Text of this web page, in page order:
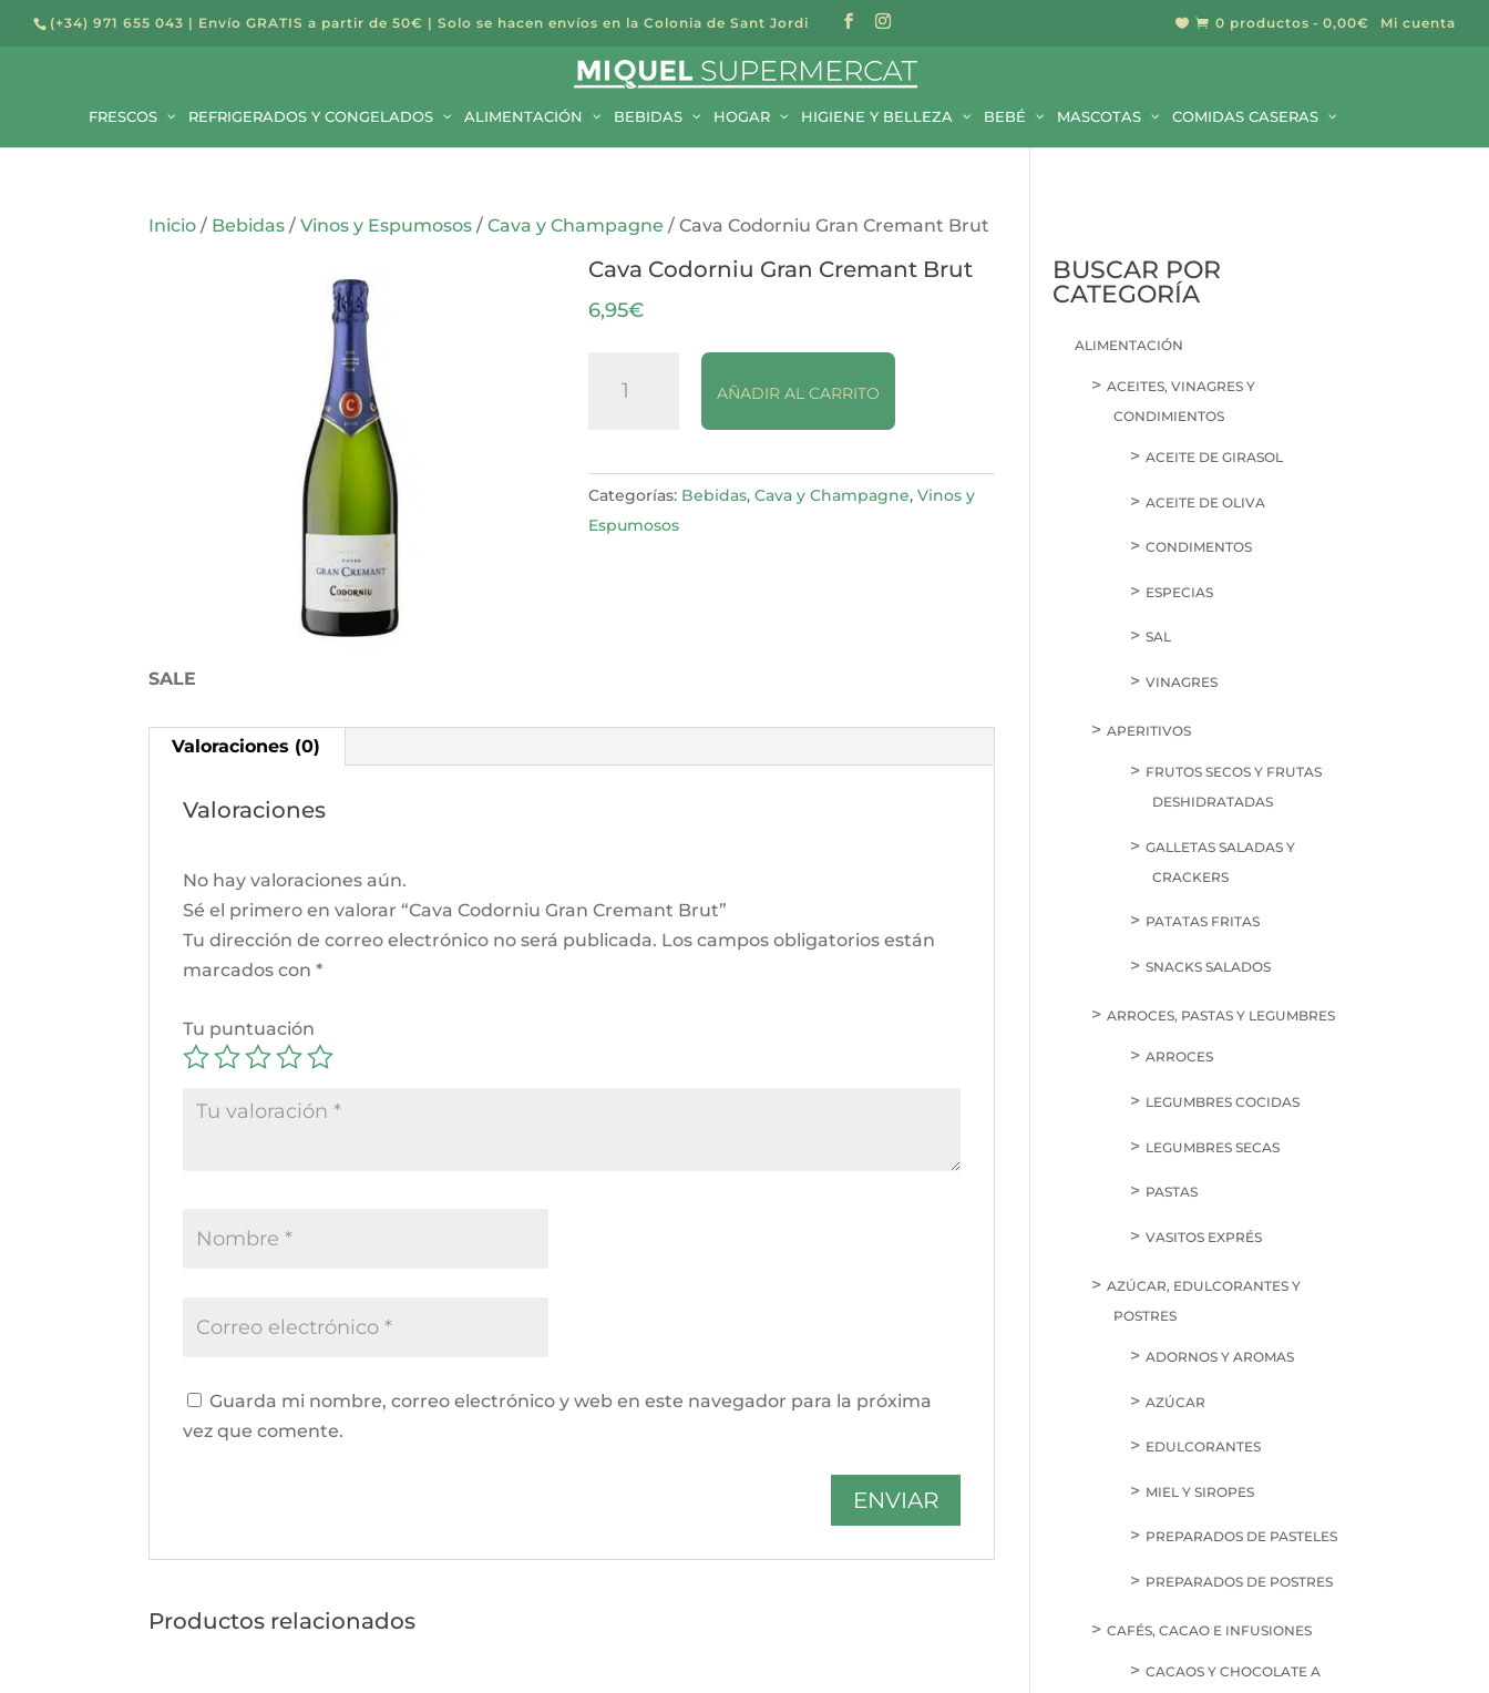
(+34) 971 655 043 | Envío GRATIS a partir de 50€ | Solo se hacen envíos en la Colonia de Sant Jordi Mi cuenta
  0 productos 0,00€
FRESCOS REFRIGERADOS Y CONGELADOS ALIMENTACIÓN BEBIDAS HOGAR HIGIENE Y BELLEZA BEBÉ MASCOTAS COMIDAS CASERAS
Inicio / Bebidas /Vinos y Espumosos /Cava y Champagne / Cava Codorniu Gran Cremant Brut
SALE
Cava Codorniu Gran Cremant Brut
6,95€
Codorniu
Brut
cantidad
AÑADIR AL CARRITO
Categorías: Bebidas,Cava y Champagne,Vinos y
Espumosos
Valoraciones (0)
Valoraciones
No hay valoraciones aún.
Sé el primero en valorar “Cava Codorniu Gran Cremant Brut”
Tu dirección de correo electrónico no será publicada. Los campos obligatorios están
marcados con*
Tu puntuación
Guarda mi nombre, correo electrónico y web en este navegador para la próxima
vez que comente.
Productos relacionados
BUSCAR POR
CATEGORÍA
ALIMENTACIÓN
ACEITES, VINAGRES Y
CONDIMIENTOS
ACEITE DE GIRASOL
ACEITE DE OLIVA
CONDIMENTOS
ESPECIAS
SAL
VINAGRES
APERITIVOS
FRUTOS SECOS Y FRUTAS
DESHIDRATADAS
GALLETAS SALADAS Y
CRACKERS
PATATAS FRITAS
SNACKS SALADOS
ARROCES, PASTAS Y LEGUMBRES
ARROCES
LEGUMBRES COCIDAS
LEGUMBRES SECAS
PASTAS
VASITOS EXPRÉS
AZÚCAR, EDULCORANTES Y
POSTRES
ADORNOS Y AROMAS
AZÚCAR
EDULCORANTES
MIEL Y SIROPES
PREPARADOS DE PASTELES
PREPARADOS DE POSTRES
CAFÉS, CACAO E INFUSIONES
CACAOS Y CHOCOLATE A